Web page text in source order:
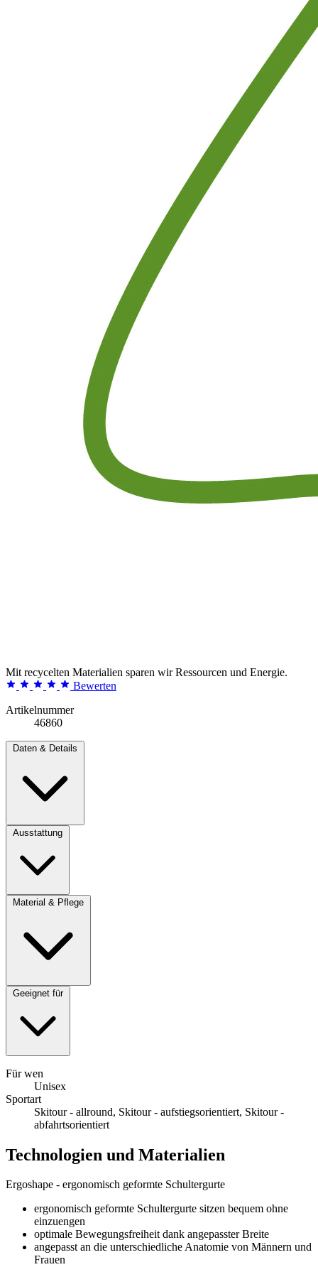
Mit recycelten Materialien sparen wir Ressourcen und Energie.
Bewerten
Artikelnummer
46860
Daten & Details
Ausstattung
Material & Pflege
Geeignet für
Für wen
Unisex
Sportart
Skitour - allround, Skitour - aufstiegsorientiert, Skitour -
abfahrtsorientiert
Technologien und Materialien
Ergoshape - ergonomisch geformte Schultergurte
ergonomisch geformte Schultergurte sitzen bequem ohne
einzuengen
optimale Bewegungsfreiheit dank angepasster Breite
angepasst an die unterschiedliche Anatomie von Männern und
Frauen